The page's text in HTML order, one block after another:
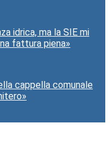
idrica, ma la SIE mi
fattura piena»
cappella comunale